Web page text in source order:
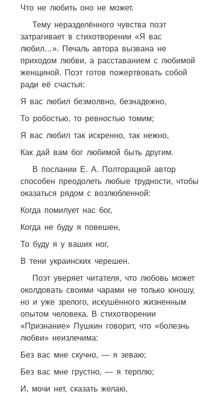
Что не любить оно не может.
Тему неразделённого чувства поэт
затрагивает в стихотворении «Я вас
любил…». Печаль автора вызвана не
приходом любви, а расставанием с любимой
женщиной. Поэт готов пожертвовать собой
ради её счастья:
Я вас любил безмолвно, безнадежно,
То робостью, то ревностью томим;
Я вас любил так искренно, так нежно,
Как дай вам бог любимой быть другим.
В послании Е. А. Полторацкой автор
способен преодолеть любые трудности, чтобы
оказаться рядом с возлюбленной:
Когда помилует нас бог,
Когда не буду я повешен,
То буду я у ваших ног,
В тени украинских черешен.
Поэт уверяет читателя, что любовь может
околдовать своими чарами не только юношу,
но и уже зрелого, искушённого жизненным
опытом человека. В стихотворении
«Признание» Пушкин говорит, что «болезнь
любви» неизлечима:
Без вас мне скучно, — я зеваю;
Без вас мне грустно, — я терплю;
И, мочи нет, сказать желаю,